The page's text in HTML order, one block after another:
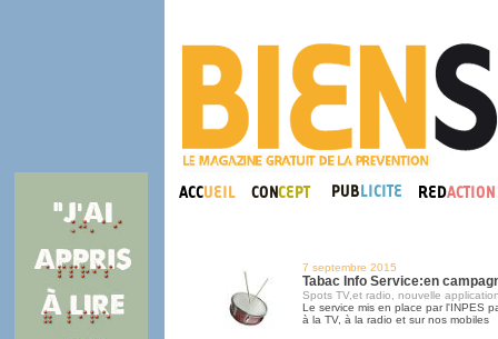
7 septembre 2015
Tabac Info Service:en
Spots TV,et radio, nouvelle
Le service mis en place par l'INPES
à la TV, à la radio et sur nos mobiles